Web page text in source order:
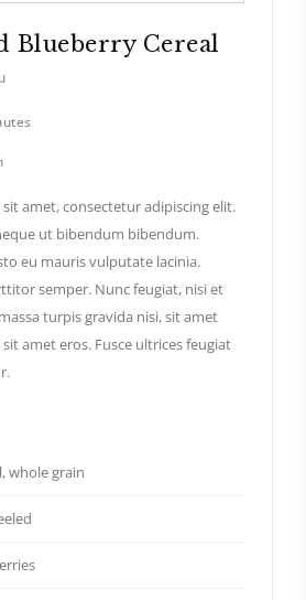
Blueberry Cereal
amet, consectetur adipiscing elit.
ut bibendum bibendum.
eu mauris vulputate lacinia.
semper. Nunc feugiat, nisi et
turpis gravida nisi, sit amet
amet eros. Fusce ultrices feugiat
whole grain